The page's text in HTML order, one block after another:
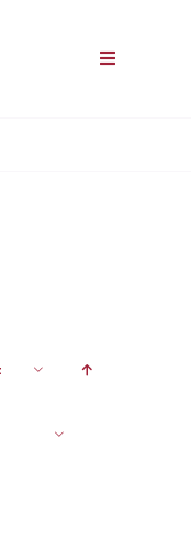
Toggle